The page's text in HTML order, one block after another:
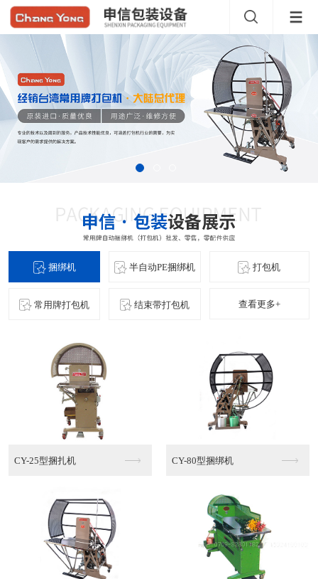
捆绑机 半自动PE捆绑机 打包机
常用牌打包机 结束带打包机 查看更多+
多功能棉绳捆绑机MT... 半自动PE捆绑机